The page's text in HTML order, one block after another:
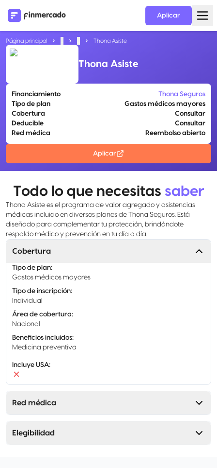
Aplicar
Página principal Thona Asiste
Thona Asiste
Financiamiento
Thona Seguros
Tipo de plan
Gastos médicos mayores
Cobertura
Consultar
Deducible
Consultar
Red médica
Reembolso abierto
Aplicar
Todo lo que necesitas saber
Thona Asiste es el programa de valor agregado y asistencias
médicas incluido en diversos planes de Thona Seguros. Está
diseñado para complementar tu protección, brindándote
respaldo médico y prevención en tu día a día.
Cobertura
Tipo de plan:
Gastos médicos mayores
Tipo de inscripción:
Individual
Área de cobertura:
Nacional
Beneficios incluidos:
Medicina preventiva
Incluye USA:
Red médica
Elegibilidad